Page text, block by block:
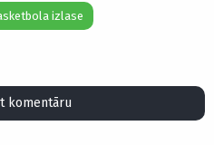
izlase
komentāru